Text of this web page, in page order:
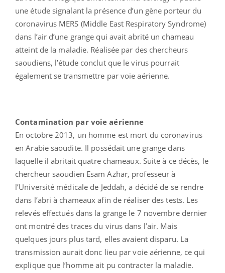
une étude signalant la présence d’un gène porteur du
coronavirus MERS (Middle East Respiratory Syndrome)
dans l’air d’une grange qui avait abrité un chameau
atteint de la maladie. Réalisée par des chercheurs
saoudiens, l’étude conclut que le virus pourrait
également se transmettre par voie aérienne.
Contamination par voie aérienne
En octobre 2013, un homme est mort du coronavirus
en Arabie saoudite. Il possédait une grange dans
laquelle il abritait quatre chameaux. Suite à ce décès, le
chercheur saoudien Esam Azhar, professeur à
l’Université médicale de Jeddah, a décidé de se rendre
dans l’abri à chameaux afin de réaliser des tests. Les
relevés effectués dans la grange le 7 novembre dernier
ont montré des traces du virus dans l’air. Mais
quelques jours plus tard, elles avaient disparu. La
transmission aurait donc lieu par voie aérienne, ce qui
explique que l’homme ait pu contracter la maladie.